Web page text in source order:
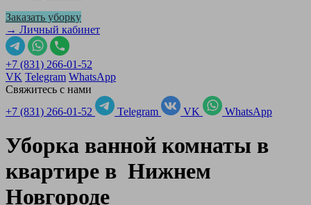
Заказать уборку
→ Личный кабинет
+7 (831) 266-01-52
VK Telegram WhatsApp
Свяжитесь с нами
+7 (831) 266-01-52
Telegram VK WhatsApp
Уборка ванной комнаты в
квартире в Нижнем
Новгороде